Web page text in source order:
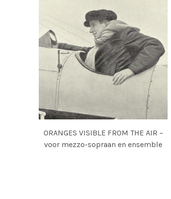
ORANGES VISIBLE FROM THE AIR –
voor mezzo-sopraan en ensemble